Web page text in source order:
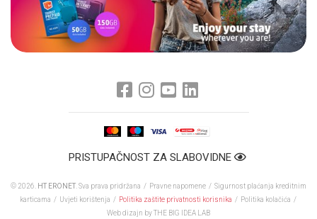
PRISTUPAČNOST ZA SLABOVIDNE
© 2026. HT ERONET. Sva prava pridržana / Pravne napomene / Sigurnost plaćanja kreditnim
karticama / Uvjeti korištenja / Politika zaštite privatnosti korisnika / Politika kolačića /
Web dizajn by THE BIG IDEA LAB